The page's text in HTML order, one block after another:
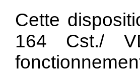
Cette
164 Cst./